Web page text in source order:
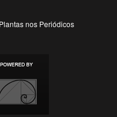
nos Periódicos